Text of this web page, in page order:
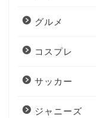
グルメ
コスプレ
サッカー
ジャニーズ